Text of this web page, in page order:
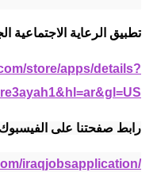
تطبيق الرعاية الاجتماعية
store/apps/details?
رابط صفحتنا على الفيسبوك
iraqjobsapplication/